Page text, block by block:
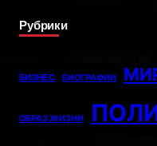
Рубрики
БИЗНЕС БИОГРАФИИ
ОБРАЗ ЖИЗНИ